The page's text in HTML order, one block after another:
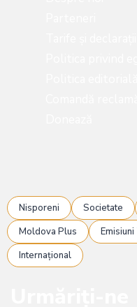
Nisporeni Societate
Moldova Plus
Internațional